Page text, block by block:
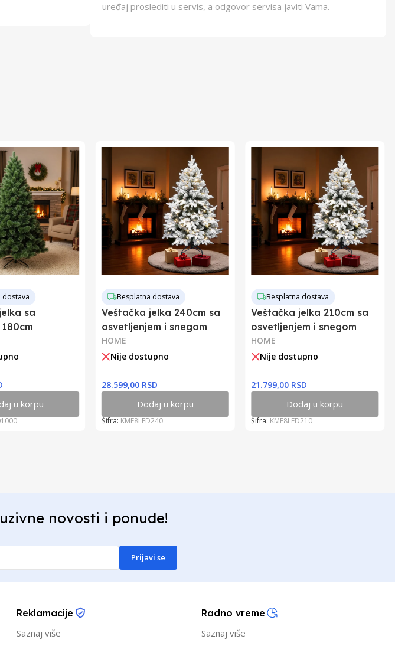
3850223415085
uređaj proslediti u servis, a odgovor servisa javiti Vama.
dostava
sa
u korpu
Besplatna dostava
Veštačka jelka 240cm sa
osvetljenjem i snegom
HOME
Nije dostupno
28.599,00 RSD
Dodaj u korpu
Šifra: KMF8LED240
Besplatna dostava
Veštačka jelka 210cm sa
osvetljenjem i snegom
HOME
Nije dostupno
21.799,00 RSD
Dodaj u korpu
Šifra: KMF8LED210
novosti i ponude!
Prijavi se
Reklamacije
Saznaj više
Radno vreme
Saznaj više